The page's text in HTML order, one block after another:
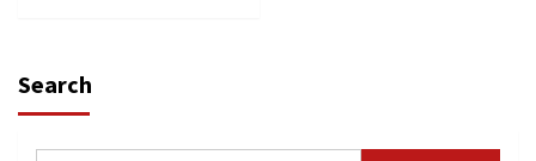
Search